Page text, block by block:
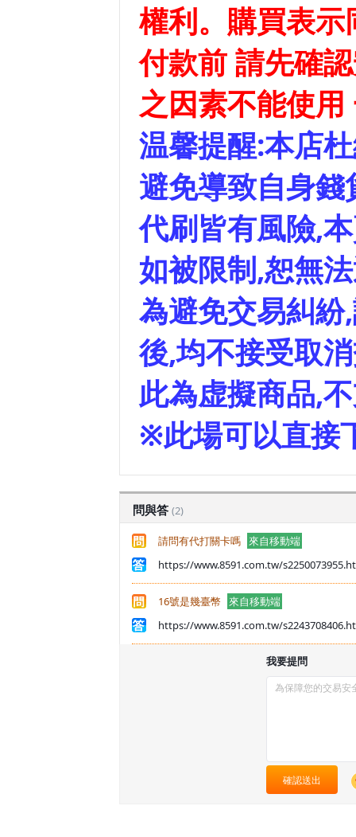
權利。購買表
付款前 請先確
之因素不能使
温馨提醒:本店
避免導致自身
代刷皆有風險,
如被限制,恕無
為避免交易糾
後,均不接受取
此為虚擬商品,
※此場可以直接
問與答 (2)
請問有代打關卡嗎
來自移動端
https://www.8591.com.tw/
16號是幾臺幣
來自移動端
https://www.8591.com.tw/
我要提問
確認送出